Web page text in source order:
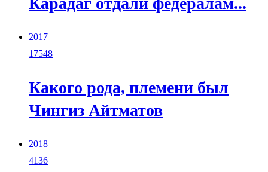
2017
17548
Какого рода, племени был
Чингиз Айтматов
2018
4136